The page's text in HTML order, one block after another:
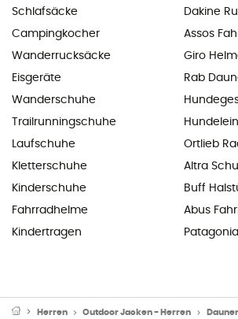
Schlafsäcke
Campingkocher
Wanderrucksäcke
Eisgeräte
Wanderschuhe
Trailrunningschuhe
Laufschuhe
Kletterschuhe
Kinderschuhe
Fahrradhelme
Kindertragen
Dakine
Assos
Giro
Rab
Ortlieb
Altra
Buff
Abus
Herren Outdoor Jacken - Herren